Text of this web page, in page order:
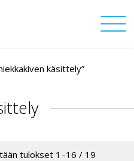
käsittely”
tulokset 1–16 / 19